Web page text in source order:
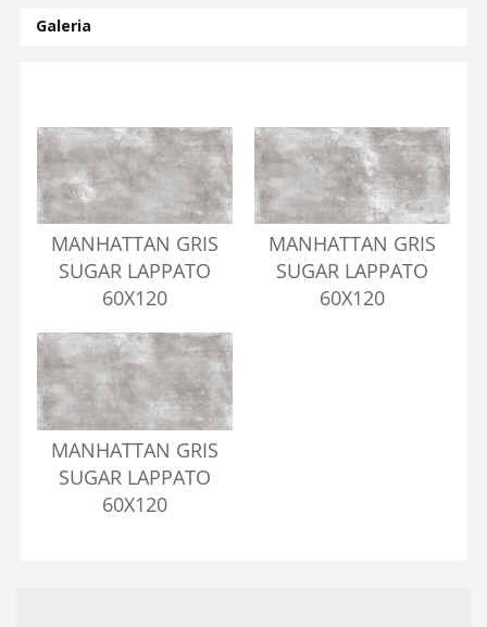
Galeria
MANHATTAN GRIS
SUGAR LAPPATO
60X120
MANHATTAN GRIS
SUGAR LAPPATO
60X120
MANHATTAN GRIS
SUGAR LAPPATO
60X120